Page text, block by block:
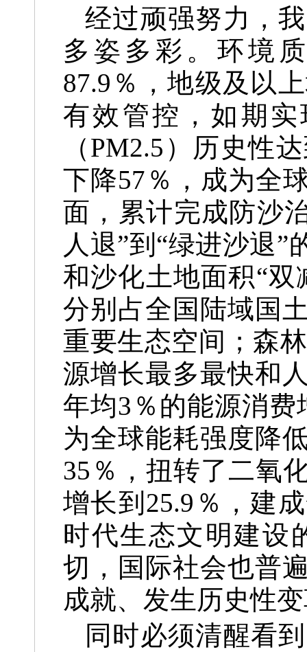
经过顽强努力，
多姿多彩。环境
87.9％，地级及以
有效管控，如期
（PM2.5）历史性
下降57％，成为全
面，累计完成防沙
人退”到“绿进沙退
和沙化土地面积“
分别占全国陆域国
重要生态空间；森
源增长最多最快和
年均3％的能源消
为全球能耗强度降
35％，扭转了二氧
增长到25.9％，建
时代生态文明建设
切，国际社会也普
成就、发生历史性
同时必须清醒看